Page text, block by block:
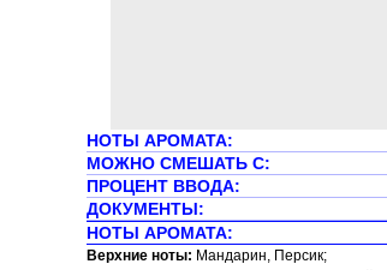
НОТЫ АРОМАТА:
МОЖНО СМЕШАТЬ С:
ПРОЦЕНТ ВВОДА:
ДОКУМЕНТЫ:
НОТЫ АРОМАТА:
Верхние ноты: Мандарин, Персик;